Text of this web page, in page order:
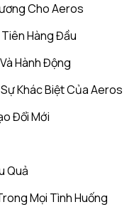
Cho Aeros
Hàng Đầu
Hành Động
Khác Biệt Của Aeros
Đổi Mới
Quả
Mọi Tình Huống